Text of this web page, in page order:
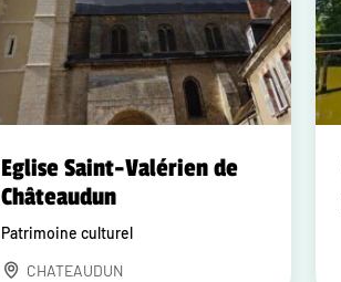
Eglise Saint-Valérien de
Châteaudun
Patrimoine culturel
CHATEAUDUN